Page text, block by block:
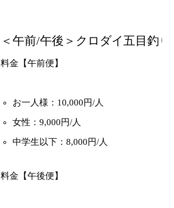
＜午前/午後＞クロダイ五目釣
料金【午前便】
お一人様：10,000円/人
女性：9,000円/人
中学生以下：8,000円/人
料金【午後便】